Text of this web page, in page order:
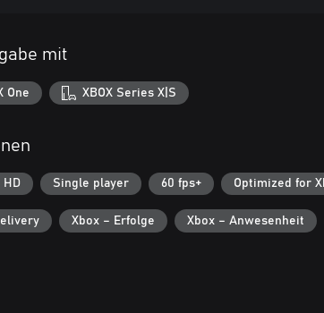
mit
One XBOX Series X|S
HD Single player 60 fps+ Optimized for
Xbox – Erfolge Xbox – Anwesenheit